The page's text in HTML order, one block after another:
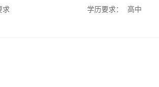
求
学历要求：
高中